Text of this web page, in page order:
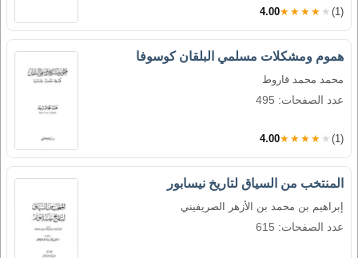
4.00★★★★★ (1)
هموم ومشكلات مسلمي البلقان كوسوفا
محمد محمد قاروط
عدد الصفحات: 495
4.00★★★★★ (1)
المنتخب من السياق لتاريخ نيسابور
إبراهيم بن محمد بن الأزهر الصريفيني
عدد الصفحات: 615